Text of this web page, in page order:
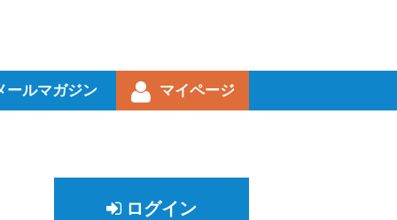
ールマガジン マイページ
ログイン